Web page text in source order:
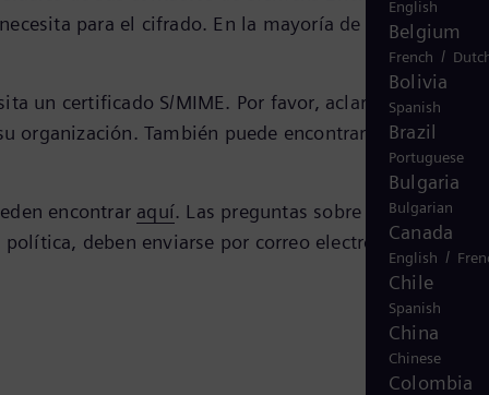
English
Belgium
French /
Bolivia
Spanish
Brazil
Portuguese
Bulgaria
Bulgarian
Canada
English /
Chile
Spanish
China
Chinese
Colombia
para el cifrado. En la mayoría de los
un certificado S/MIME. Por favor, aclare las
También puede encontrar más detalles
encontrar aquí. Las preguntas sobre la validez de
deben enviarse por correo electrónico aesta